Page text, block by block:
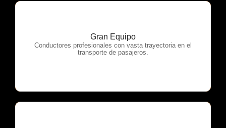
Gran Equipo
Conductores profesionales con vasta trayectoria en el
transporte de pasajeros.
OTP Servicios